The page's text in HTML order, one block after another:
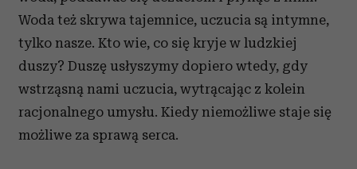
Woda też skrywa tajemnice, uczucia są intymne,
tylko nasze. Kto wie, co się kryje w ludzkiej
duszy? Duszę usłyszymy dopiero wtedy, gdy
wstrząsną nami uczucia, wytrącając z kolein
racjonalnego umysłu. Kiedy niemożliwe staje się
możliwe za sprawą serca.